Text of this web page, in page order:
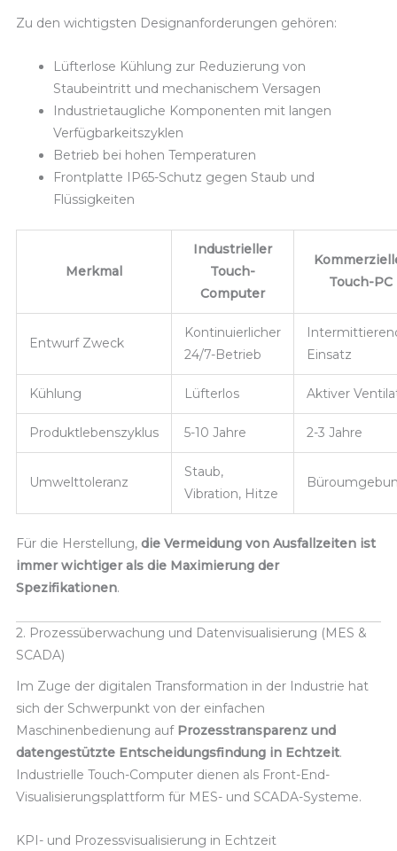
Zu den wichtigsten Designanforderungen gehören:
Lüfterlose Kühlung zur Reduzierung von
Staubeintritt und mechanischem Versagen
Industrietaugliche Komponenten mit langen
Verfügbarkeitszyklen
Betrieb bei hohen Temperaturen
Frontplatte IP65-Schutz gegen Staub und
Flüssigkeiten
Merkmal
Industrieller
Touch-
Computer
Touch-PC
Entwurf Zweck
Kontinuierlicher
24/7-Betrieb
Einsatz
Kühlung Lüfterlos Aktiver
Produktlebenszyklus 5-10 Jahre 2-3 Jahre
Umwelttoleranz
Staub,
Vibration, Hitze
Für die Herstellung, die Vermeidung von Ausfallzeiten ist
immer wichtiger als die Maximierung der
Spezifikationen.
2. Prozessüberwachung und Datenvisualisierung (MES &
SCADA)
Im Zuge der digitalen Transformation in der Industrie hat
sich der Schwerpunkt von der einfachen
Maschinenbedienung auf Prozesstransparenz und
datengestützte Entscheidungsfindung in Echtzeit.
Industrielle Touch-Computer dienen als Front-End-
Visualisierungsplattform für MES- und SCADA-Systeme.
KPI- und Prozessvisualisierung in Echtzeit